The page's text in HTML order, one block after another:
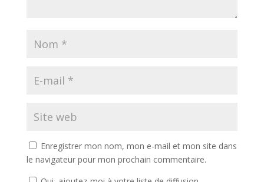
Enregistrer mon nom, mon e-mail et mon site dans
le navigateur pour mon prochain commentaire.